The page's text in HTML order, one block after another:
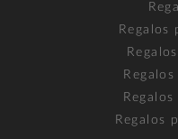
Regalos
Regalos